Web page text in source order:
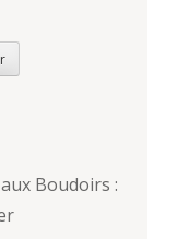
Boudoirs :